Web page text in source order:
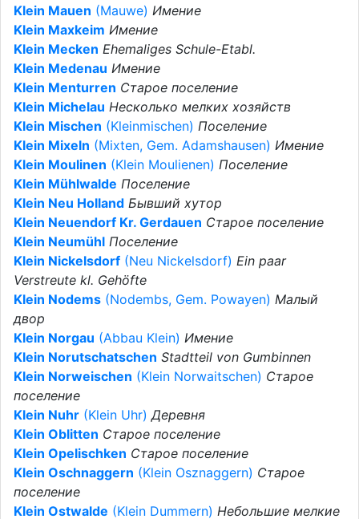
Klein Mauen (Mauwe) Имение
Klein Maxkeim Имение
Klein Mecken Ehemaliges Schule-Etabl.
Klein Medenau Имение
Klein Menturren Старое поселение
Klein Michelau Несколько мелких хозяйств
Klein Mischen (Kleinmischen) Поселение
Klein Mixeln (Mixten, Gem. Adamshausen) Имение
Klein Moulinen (Klein Moulienen) Поселение
Klein Mühlwalde Поселение
Klein Neu Holland Бывший хутор
Klein Neuendorf Kr. Gerdauen Старое поселение
Klein Neumühl Поселение
Klein Nickelsdorf (Neu Nickelsdorf) Ein paar
Verstreute kl. Gehöfte
Klein Nodems (Nodembs, Gem. Powayen) Малый
двор
Klein Norgau (Abbau Klein) Имение
Klein Norutschatschen Stadtteil von Gumbinnen
Klein Norweischen (Klein Norwaitschen) Старое
поселение
Klein Nuhr (Klein Uhr)Деревня
Klein Oblitten Старое поселение
Klein Opelischken Старое поселение
Klein Oschnaggern (Klein Osznaggern) Старое
поселение
Klein Ostwalde (Klein Dummern) Небольшие мелкие